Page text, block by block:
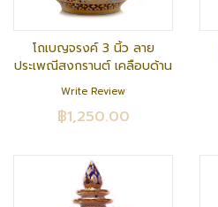
โถเบญจรงค์ 3 นิ้ว ลาย
ประเพณีสงกรานต์ เคลือบด้าน
Write Review
฿1,250.00